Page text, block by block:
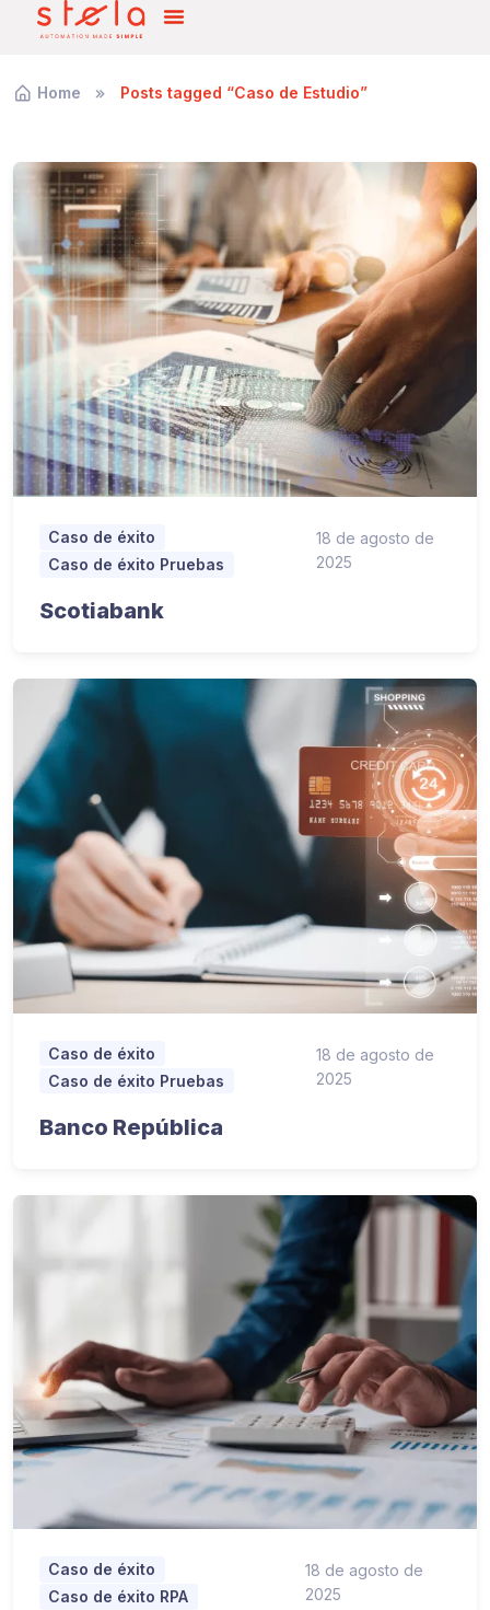
Home Posts tagged “Caso de Estudio”
Caso de éxito
Caso de éxito Pruebas
18 de agosto de
2025
Scotiabank
Caso de éxito
Caso de éxito Pruebas
18 de agosto de
2025
Banco República
Caso de éxito
Caso de éxito RPA
18 de agosto de
2025